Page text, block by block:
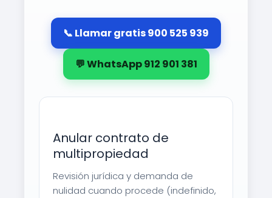
📞 Llamar gratis 900 525 939
💬 WhatsApp 912 901 381
Anular contrato de
multipropiedad
Revisión jurídica y demanda de
nulidad cuando procede (indefinido,